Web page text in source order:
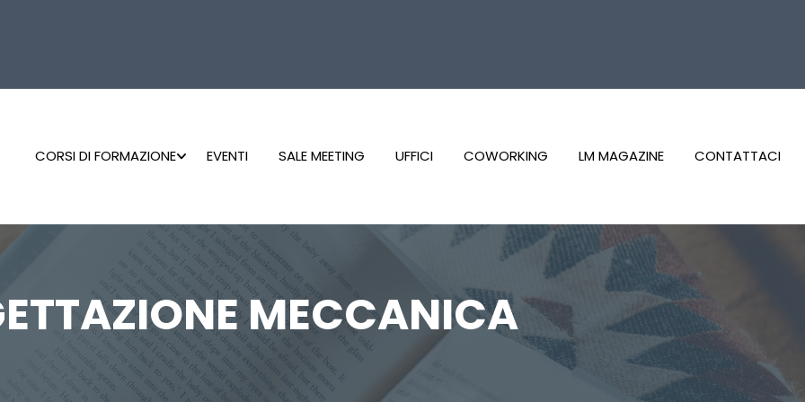
CORSI DI FORMAZIONE EVENTI SALE MEETING UFFICI COWORKING LM MAGAZINE CONTATTACI
MECCANICA